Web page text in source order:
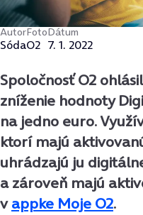
Autor
Sóda
Foto
O2
Dátum
7. 1. 2022
Spoločnosť O2
zníženie hodnoty
na jedno euro.
ktorí majú
uhrádzajú ju
a zároveň majú
vappke Moje O2.